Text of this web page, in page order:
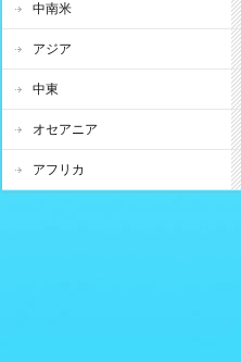
中南米
アジア
中東
オセアニア
アフリカ